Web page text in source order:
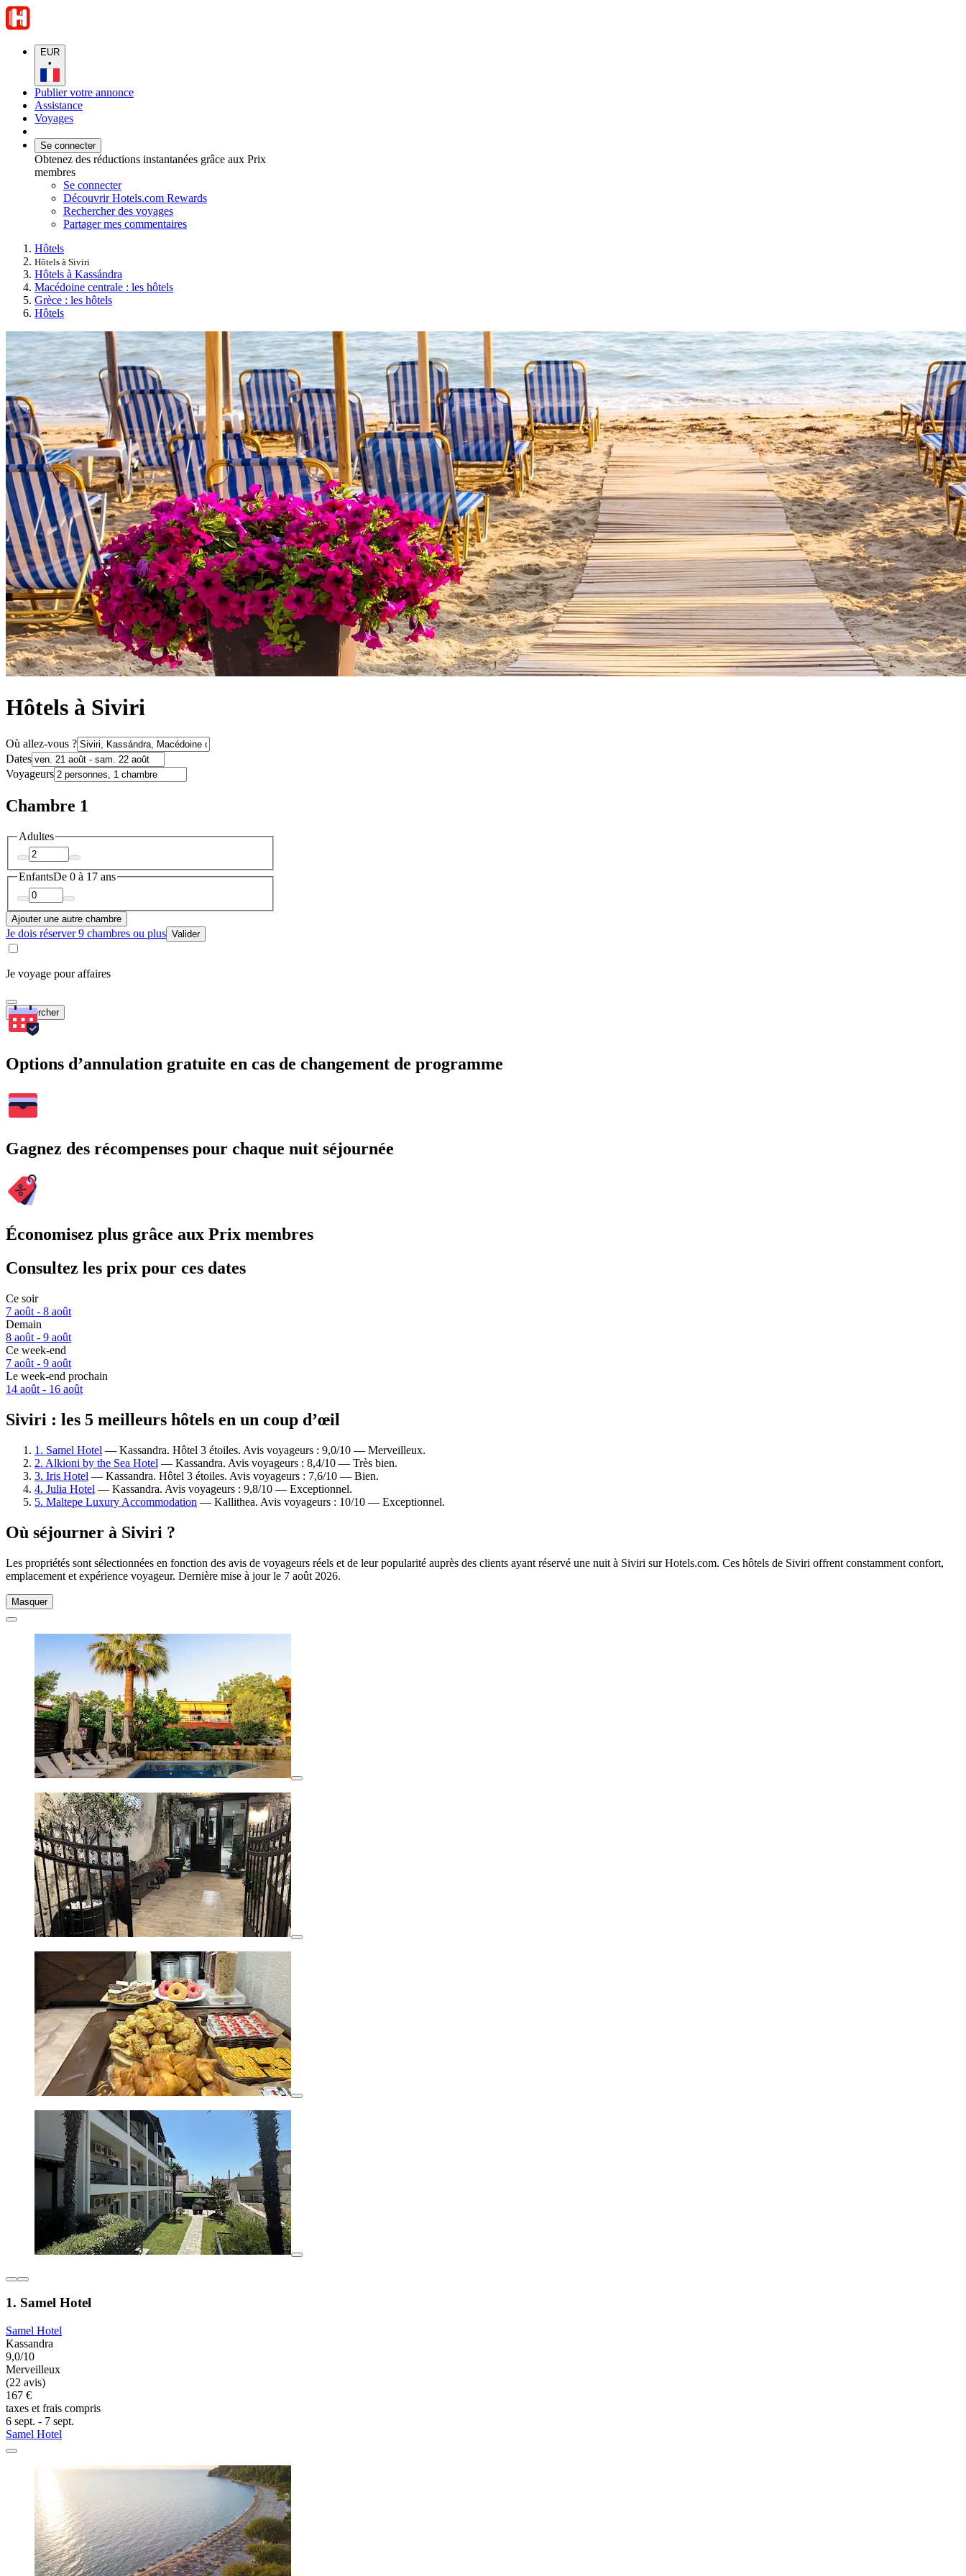
EUR
•
Publier votre annonce
Assistance
Voyages
Se connecter
Obtenez des réductions instantanées grâce aux Prix
membres
Se connecter
Découvrir Hotels.com Rewards
Rechercher des voyages
Partager mes commentaires
Hôtels
Hôtels à Siviri
Hôtels à Kassándra
Macédoine centrale : les hôtels
Grèce : les hôtels
Hôtels
Hôtels à Siviri
Où allez-vous ?
Dates
Voyageurs
Chambre 1
Adultes
EnfantsDe 0 à 17 ans
Ajouter une autre chambre
Je dois réserver 9 chambres ou plus Valider
Je voyage pour affaires
Rechercher
Options d’annulation gratuite en cas de changement de programme
Gagnez des récompenses pour chaque nuit séjournée
Économisez plus grâce aux Prix membres
Consultez les prix pour ces dates
Ce soir
7 août - 8 août
Demain
8 août - 9 août
Ce week-end
7 août - 9 août
Le week-end prochain
14 août - 16 août
Siviri : les 5 meilleurs hôtels en un coup d’œil
1. Samel Hotel — Kassandra. Hôtel 3 étoiles. Avis voyageurs : 9,0/10 — Merveilleux.
2. Alkioni by the Sea Hotel — Kassandra. Avis voyageurs : 8,4/10 — Très bien.
3. Iris Hotel — Kassandra. Hôtel 3 étoiles. Avis voyageurs : 7,6/10 — Bien.
4. Julia Hotel — Kassandra. Avis voyageurs : 9,8/10 — Exceptionnel.
5. Maltepe Luxury Accommodation — Kallithea. Avis voyageurs : 10/10 — Exceptionnel.
Où séjourner à Siviri ?
Les propriétés sont sélectionnées en fonction des avis de voyageurs réels et de leur popularité auprès des clients ayant réservé une nuit à Siviri sur Hotels.com. Ces hôtels de Siviri offrent constamment confort,
emplacement et expérience voyageur. Dernière mise à jour le 7 août 2026.
Masquer
1. Samel Hotel
Samel Hotel
Kassandra
9,0/10
Merveilleux
(22 avis)
167 €
taxes et frais compris
6 sept. - 7 sept.
Samel Hotel